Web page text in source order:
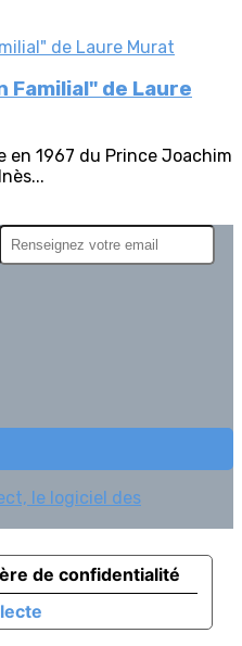
Familial" de Laure
en 1967 du Prince Joachim
le logiciel des
de confidentialité